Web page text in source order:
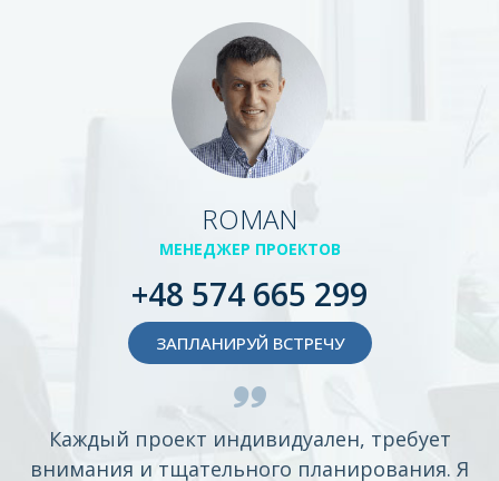
ROMAN
МЕНЕДЖЕР ПРОЕКТОВ
+48 574 665 299
ЗАПЛАНИРУЙ ВСТРЕЧУ
Каждый проект индивидуален, требует
внимания и тщательного планирования. Я